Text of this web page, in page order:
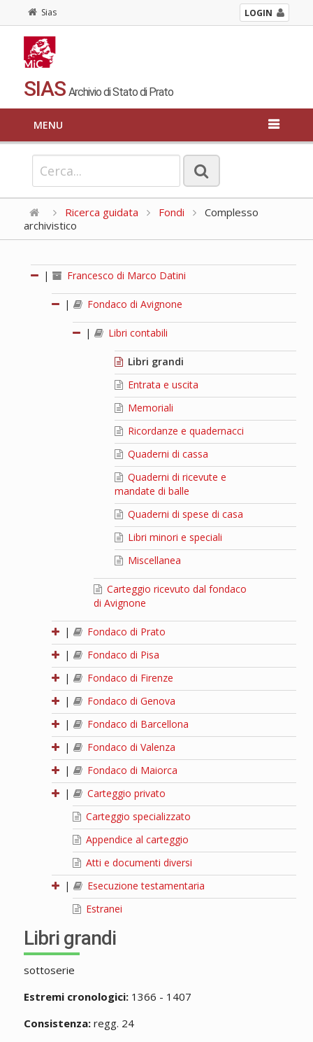
Sias LOGIN
SIAS Archivio di Stato di Prato
MENU
Ricerca guidata Fondi
Complesso
archivistico
| Francesco di Marco Datini
| Fondaco di Avignone
| Libri contabili
Libri grandi
Entrata e uscita
Memoriali
Ricordanze e quadernacci
Quaderni di cassa
Quaderni di ricevute e
mandate di balle
Quaderni di spese di casa
Libri minori e speciali
Miscellanea
Carteggio ricevuto dal fondaco
di Avignone
|
Fondaco di Prato
|
Fondaco di Pisa
|
Fondaco di Firenze
|
Fondaco di Genova
|
Fondaco di Barcellona
|
Fondaco di Valenza
|
Fondaco di Maiorca
|
Carteggio privato
Carteggio specializzato
Appendice al carteggio
Atti e documenti diversi
|
Esecuzione testamentaria
Estranei
Libri grandi
sottoserie
Estremi cronologici:1366 - 1407
Consistenza:regg. 24